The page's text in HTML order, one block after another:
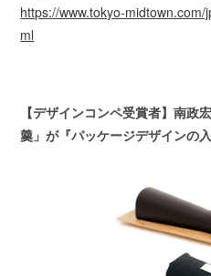
https://www.tokyo-
ml
【デザインコンペ受賞者】南政
羹」が『パッケージデザインの